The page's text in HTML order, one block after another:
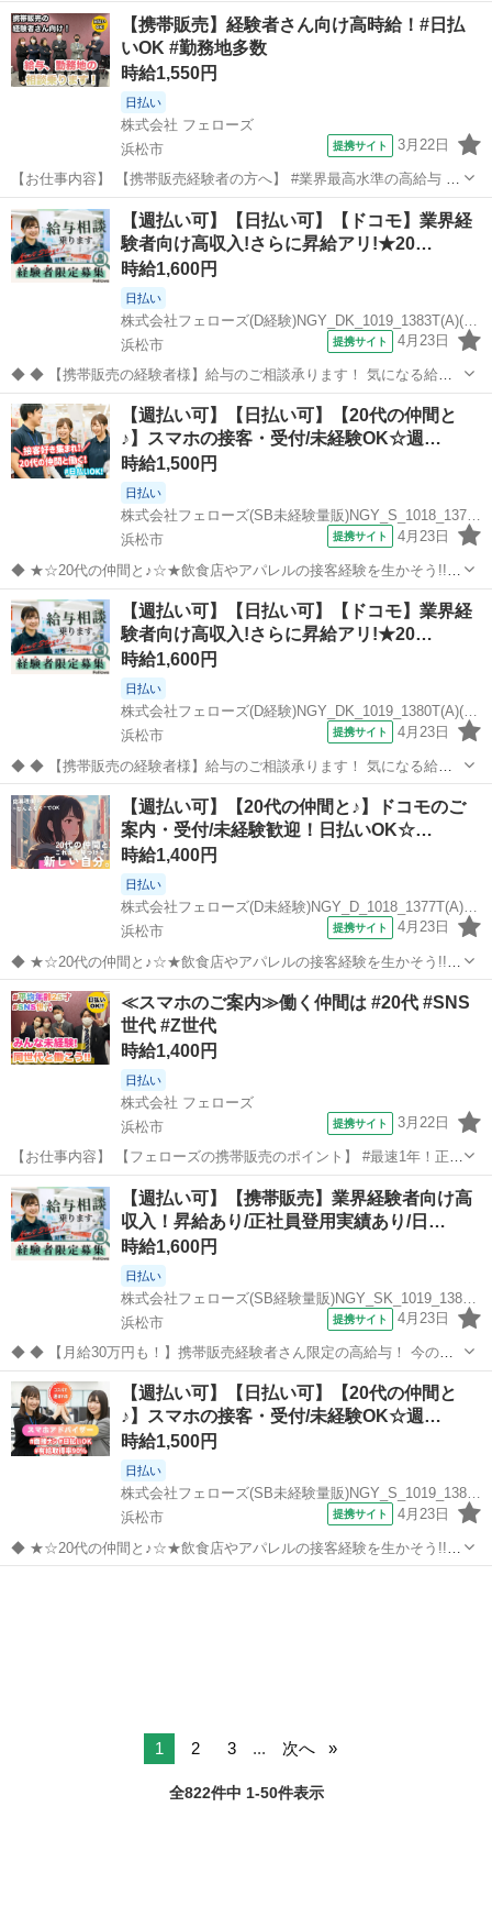
◆ 携帯販売って難しそう・・という方でも安心！ みんな飲食店やコン
ビニの接客経験者◎ 未経験の方が大半を占めるお仕事なんです(=ﾟωﾟ)
ﾉ ★☆20代...
静岡 浜松市 携帯ショップ
【携帯販売】経験者さん向け高時給！#日払
いOK #勤務地多数
時給1,550円
日払い
株式会社 フェローズ
浜松市
提携サイト 3月22日
【お仕事内容】 【携帯販売経験者の方へ】 #業界最高水準の高給与 #
昇給・昇格の実績多数 #最速1年で正社員登用 弊社の担当者も、携帯販
売の経験者。 これまでのお給与や待遇が変わらないことに 疑問を感じ
ている方や、 今の会...
静岡 浜松市 携帯ショップ
【週払い可】【日払い可】【ドコモ】業界経
験者向け高収入!さらに昇給アリ!★20…
時給1,600円
日払い
株式会社フェローズ(D経験)NGY_DK_1019_1383T(A)(NGY)
浜松市
提携サイト 4月23日
◆ ◆ 【携帯販売の経験者様】給与のご相談承ります！ 気になる給与
面は、ご希望に添えるようにしっかり相談いたします。 「給与を改善
したい」「将来のことを考えていきたい」という経験者さんを応援し
ます。 来社不要のWEB面...
静岡 浜松市 携帯ショップ
【週払い可】【日払い可】【20代の仲間と
♪】スマホの接客・受付/未経験OK☆週…
時給1,500円
日払い
株式会社フェローズ(SB未経験量販)NGY_S_1018_1376T(A)(NGY)
浜松市
提携サイト 4月23日
◆ ★☆20代の仲間と♪☆★飲食店やアパレルの接客経験を生かそう!!
◆ 携帯販売って難しそう・・という方でも安心！ みんな飲食店やコン
ビニの接客経験者◎ 未経験の方が大半を占めるお仕事なんです(=ﾟωﾟ)
ﾉ ★☆20代...
静岡 浜松市 携帯ショップ
【週払い可】【日払い可】【ドコモ】業界経
験者向け高収入!さらに昇給アリ!★20…
時給1,600円
日払い
株式会社フェローズ(D経験)NGY_DK_1019_1380T(A)(NGY)
浜松市
提携サイト 4月23日
◆ ◆ 【携帯販売の経験者様】給与のご相談承ります！ 気になる給与
面は、ご希望に添えるようにしっかり相談いたします。 「給与を改善
したい」「将来のことを考えていきたい」という経験者さんを応援し
ます。 来社不要のWEB面...
静岡 浜松市 携帯ショップ
【週払い可】【20代の仲間と♪】ドコモのご
案内・受付/未経験歓迎！日払いOK☆…
時給1,400円
日払い
株式会社フェローズ(D未経験)NGY_D_1018_1377T(A)(NGY)
浜松市
提携サイト 4月23日
◆ ★☆20代の仲間と♪☆★飲食店やアパレルの接客経験を生かそう!!
◆ みんな知っているドコモのお仕事(^^) 携帯販売って難しそう・・と
いう方でも安心。 みんな飲食店やコンビニの接客経験者なんです◎
★☆20代の仲間...
静岡 浜松市 携帯ショップ
≪スマホのご案内≫働く仲間は #20代 #SNS
世代 #Z世代
時給1,400円
日払い
株式会社 フェローズ
浜松市
提携サイト 3月22日
【お仕事内容】 【フェローズの携帯販売のポイント】 #最速1年！正社
員登用の実績多数 #年間50人以上！大企業への直接雇用 ☆－－－－★
－－－－☆－－－－★－－－－☆ ◎昇給・キャリアアップ実例 ・入社
1年目(25歳)：ス...
静岡 浜松市 携帯ショップ
【週払い可】【携帯販売】業界経験者向け高
収入！昇給あり/正社員登用実績あり/日…
時給1,600円
日払い
株式会社フェローズ(SB経験量販)NGY_SK_1019_1384T(A)(NGY)
浜松市
提携サイト 4月23日
◆ ◆ 【月給30万円も！】携帯販売経験者さん限定の高給与！ 今の給
与や、待遇がなかなか変わらないことに疑問を感じている方、 今の会
社の将来性に不安を感じている方、まずはお話を聞かせてください！
来社不要のWEB面接O...
静岡 浜松市 携帯ショップ
【週払い可】【日払い可】【20代の仲間と
♪】スマホの接客・受付/未経験OK☆週…
時給1,500円
日払い
株式会社フェローズ(SB未経験量販)NGY_S_1019_1381T(A)(NGY)
浜松市
提携サイト 4月23日
◆ ★☆20代の仲間と♪☆★飲食店やアパレルの接客経験を生かそう!!
◆ 携帯販売って難しそう・・という方でも安心！ みんな飲食店やコン
1 2 3 ... 次へ
全822件中 1-50件表示